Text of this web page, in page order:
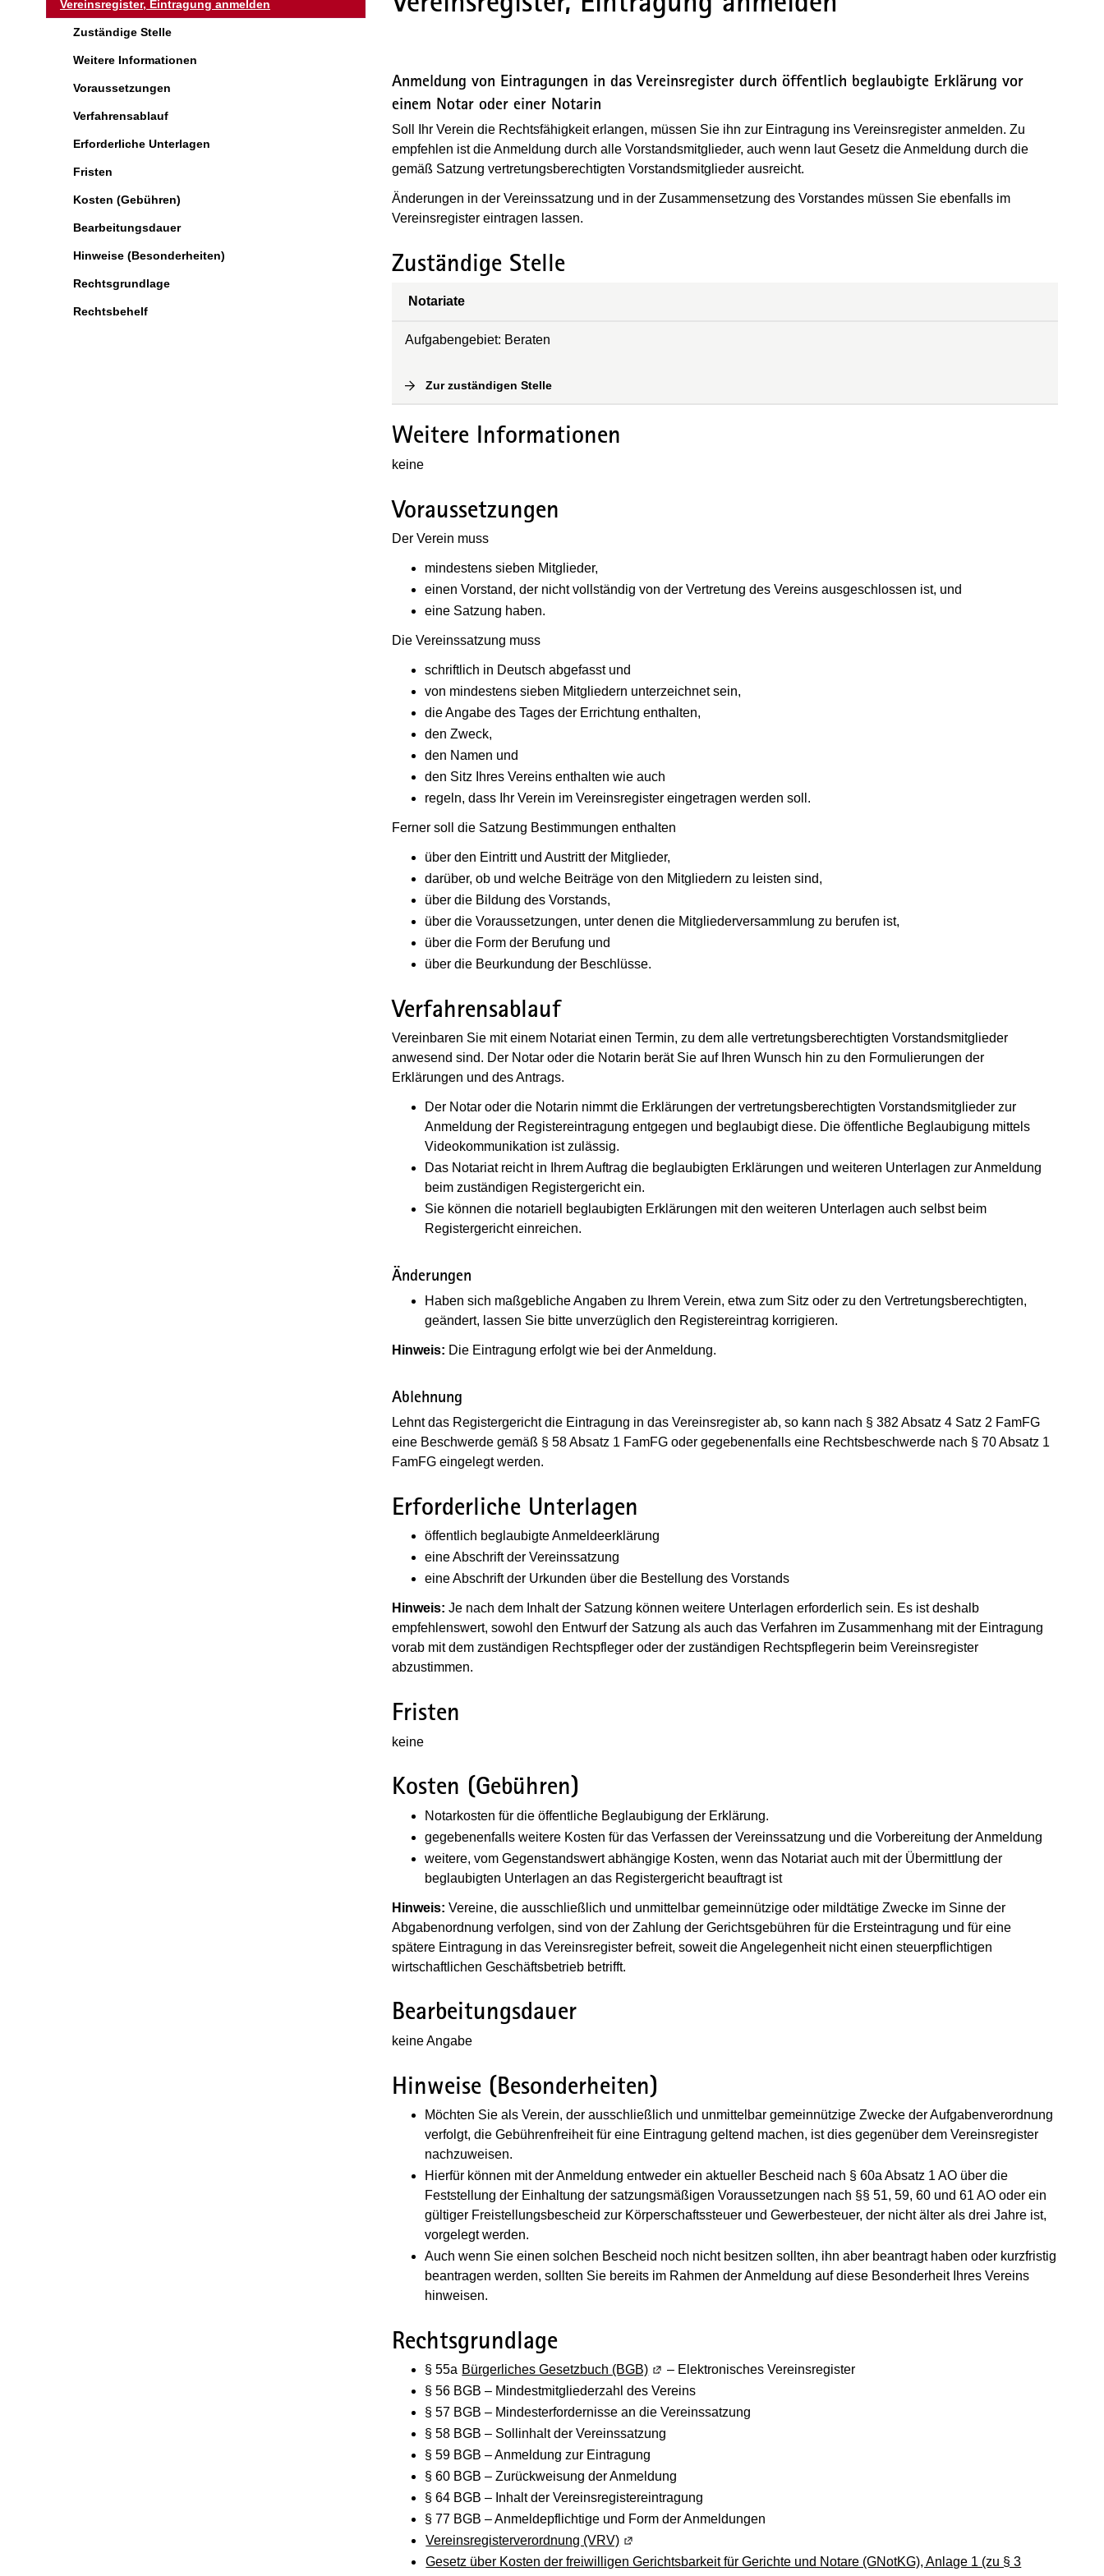
Vereinsregister, Eintragung anmelden
Zuständige Stelle
Weitere Informationen
Voraussetzungen
Verfahrensablauf
Erforderliche Unterlagen
Fristen
Kosten (Gebühren)
Bearbeitungsdauer
Hinweise (Besonderheiten)
Rechtsgrundlage
Rechtsbehelf
Anmeldung von Eintragungen in das Vereinsregister durch öffentlich beglaubigte Erklärung vor
einem Notar oder einer Notarin
Soll Ihr Verein die Rechtsfähigkeit erlangen, müssen Sie ihn zur Eintragung ins Vereinsregister anmelden. Zu
empfehlen ist die Anmeldung durch alle Vorstandsmitglieder, auch wenn laut Gesetz die Anmeldung durch die
gemäß Satzung vertretungsberechtigten Vorstandsmitglieder ausreicht.
Änderungen in der Vereinssatzung und in der Zusammensetzung des Vorstandes müssen Sie ebenfalls im
Vereinsregister eintragen lassen.
Zuständige Stelle
Notariate
Aufgabengebiet: Beraten
Zur zuständigen Stelle
Weitere Informationen
keine
Voraussetzungen
Der Verein muss
mindestens sieben Mitglieder,
einen Vorstand, der nicht vollständig von der Vertretung des Vereins ausgeschlossen ist, und
eine Satzung haben.
Die Vereinssatzung muss
schriftlich in Deutsch abgefasst und
von mindestens sieben Mitgliedern unterzeichnet sein,
die Angabe des Tages der Errichtung enthalten,
den Zweck,
den Namen und
den Sitz Ihres Vereins enthalten wie auch
regeln, dass Ihr Verein im Vereinsregister eingetragen werden soll.
Ferner soll die Satzung Bestimmungen enthalten
über den Eintritt und Austritt der Mitglieder,
darüber, ob und welche Beiträge von den Mitgliedern zu leisten sind,
über die Bildung des Vorstands,
über die Voraussetzungen, unter denen die Mitgliederversammlung zu berufen ist,
über die Form der Berufung und
über die Beurkundung der Beschlüsse.
Verfahrensablauf
Vereinbaren Sie mit einem Notariat einen Termin, zu dem alle vertretungsberechtigten Vorstandsmitglieder
anwesend sind. Der Notar oder die Notarin berät Sie auf Ihren Wunsch hin zu den Formulierungen der
Erklärungen und des Antrags.
Der Notar oder die Notarin nimmt die Erklärungen der vertretungsberechtigten Vorstandsmitglieder zur
Anmeldung der Registereintragung entgegen und beglaubigt diese. Die öffentliche Beglaubigung mittels
Videokommunikation ist zulässig.
Das Notariat reicht in Ihrem Auftrag die beglaubigten Erklärungen und weiteren Unterlagen zur Anmeldung
beim zuständigen Registergericht ein.
Sie können die notariell beglaubigten Erklärungen mit den weiteren Unterlagen auch selbst beim
Registergericht einreichen.
Änderungen
Haben sich maßgebliche Angaben zu Ihrem Verein, etwa zum Sitz oder zu den Vertretungsberechtigten,
geändert, lassen Sie bitte unverzüglich den Registereintrag korrigieren.
Hinweis: Die Eintragung erfolgt wie bei der Anmeldung.
Ablehnung
Lehnt das Registergericht die Eintragung in das Vereinsregister ab, so kann nach § 382 Absatz 4 Satz 2 FamFG
eine Beschwerde gemäß § 58 Absatz 1 FamFG oder gegebenenfalls eine Rechtsbeschwerde nach § 70 Absatz 1
FamFG eingelegt werden.
Erforderliche Unterlagen
öffentlich beglaubigte Anmeldeerklärung
eine Abschrift der Vereinssatzung
eine Abschrift der Urkunden über die Bestellung des Vorstands
Hinweis:Je nach dem Inhalt der Satzung können weitere Unterlagen erforderlich sein. Es ist deshalb
empfehlenswert, sowohl den Entwurf der Satzung als auch das Verfahren im Zusammenhang mit der Eintragung
vorab mit dem zuständigen Rechtspfleger oder der zuständigen Rechtspflegerin beim Vereinsregister
abzustimmen.
Fristen
keine
Kosten (Gebühren)
Notarkosten für die öffentliche Beglaubigung der Erklärung.
gegebenenfalls weitere Kosten für das Verfassen der Vereinssatzung und die Vorbereitung der Anmeldung
weitere, vom Gegenstandswert abhängige Kosten, wenn das Notariat auch mit der Übermittlung der
beglaubigten Unterlagen an das Registergericht beauftragt ist
Hinweis:Vereine, die ausschließlich und unmittelbar gemeinnützige oder mildtätige Zwecke im Sinne der
Abgabenordnung verfolgen, sind von der Zahlung der Gerichtsgebühren für die Ersteintragung und für eine
spätere Eintragung in das Vereinsregister befreit, soweit die Angelegenheit nicht einen steuerpflichtigen
wirtschaftlichen Geschäftsbetrieb betrifft.
Bearbeitungsdauer
keine Angabe
Hinweise (Besonderheiten)
Möchten Sie als Verein, der ausschließlich und unmittelbar gemeinnützige Zwecke der Aufgabenverordnung
verfolgt, die Gebührenfreiheit für eine Eintragung geltend machen, ist dies gegenüber dem Vereinsregister
nachzuweisen.
Hierfür können mit der Anmeldung entweder ein aktueller Bescheid nach § 60a Absatz 1 AO über die
Feststellung der Einhaltung der satzungsmäßigen Voraussetzungen nach §§ 51, 59, 60 und 61 AO oder ein
gültiger Freistellungsbescheid zur Körperschaftssteuer und Gewerbesteuer, der nicht älter als drei Jahre ist,
vorgelegt werden.
Auch wenn Sie einen solchen Bescheid noch nicht besitzen sollten, ihn aber beantragt haben oder kurzfristig
beantragen werden, sollten Sie bereits im Rahmen der Anmeldung auf diese Besonderheit Ihres Vereins
hinweisen.
Rechtsgrundlage
§ 55a Bürgerliches Gesetzbuch (BGB) (Wird in einem neuen Fenster geöffnet)
– Elektronisches Vereinsregister
§ 56 BGB – Mindestmitgliederzahl des Vereins
§ 57 BGB – Mindesterfordernisse an die Vereinssatzung
§ 58 BGB – Sollinhalt der Vereinssatzung
§ 59 BGB – Anmeldung zur Eintragung
§ 60 BGB – Zurückweisung der Anmeldung
§ 64 BGB – Inhalt der Vereinsregistereintragung
§ 77 BGB – Anmeldepflichtige und Form der Anmeldungen
Vereinsregisterverordnung (VRV) (Wird in einem neuen Fenster geöffnet)
Gesetz über Kosten der freiwilligen Gerichtsbarkeit für Gerichte und Notare (GNotKG), Anlage 1 (zu § 3